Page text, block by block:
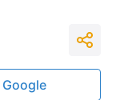
Google